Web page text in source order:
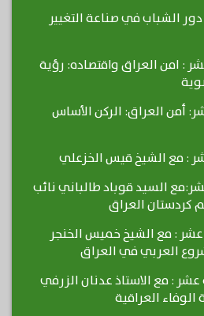
الشباب في صناعة التغيير
: امن العراق واقتصاده: رؤية
أمن العراق: الركن الأساس
: مع الشيخ قيس الخزعلي
السيد قوباد طالباني نائب
كردستان العراق
: مع الشيخ خميس الخنجر
العربي في العراق
: مع الاستاذ عدنان الزرفي
الوفاء العراقية